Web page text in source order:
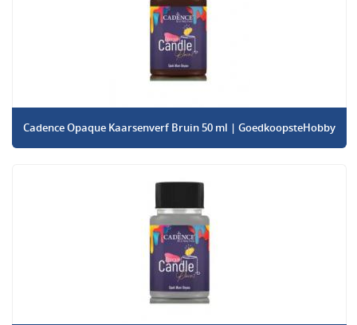
Cadence Opaque Kaarsenverf Bruin 50 ml | GoedkoopsteHobby